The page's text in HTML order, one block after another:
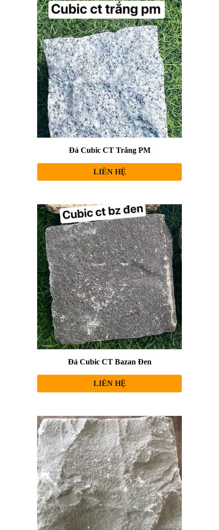
Đá Cubic CT Trắng PM
LIÊN HỆ
Đá Cubic CT Bazan Đen
LIÊN HỆ